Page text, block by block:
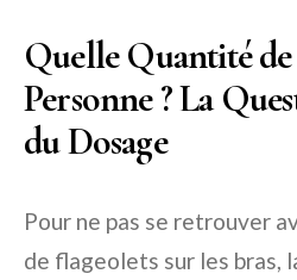
Quelle Quantité
Personne ? La
du Dosage
Pour ne pas se retrouver
de flageolets sur les bras,